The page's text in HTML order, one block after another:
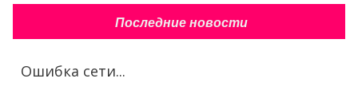
Последние новости
Ошибка сети...